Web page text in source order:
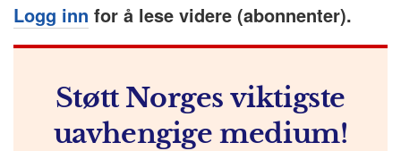
Logg inn for å lese videre (abonnenter).
Støtt Norges viktigste
uavhengige medium!